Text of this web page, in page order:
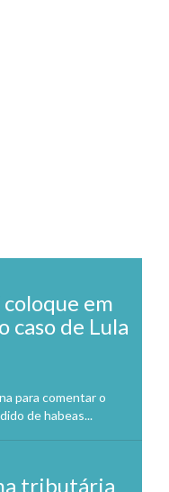
coloque em
caso de Lula
para comentar o
de habeas...
tributária